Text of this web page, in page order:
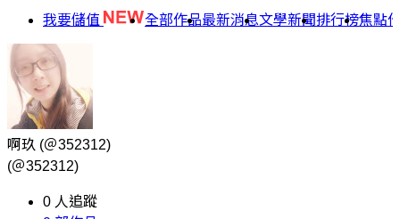
我要儲值 全部作品最新消息文學新聞排行榜焦點
啊玖 (＠352312)
(＠352312)
0 人追蹤